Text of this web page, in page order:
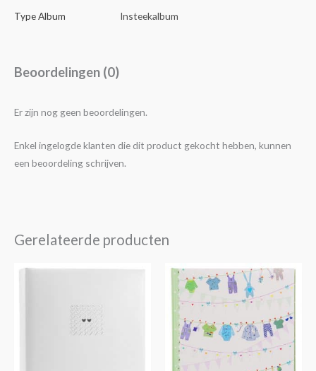
Type Album Insteekalbum
Beoordelingen (0)
Er zijn nog geen beoordelingen.
Enkel ingelogde klanten die dit product gekocht hebben, kunnen
een beoordeling schrijven.
Gerelateerde producten